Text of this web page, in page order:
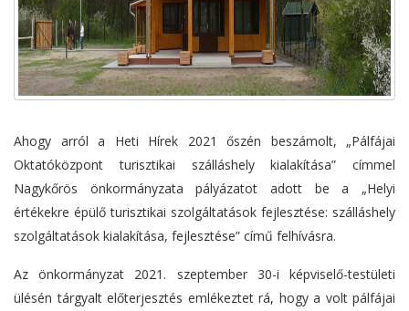
Ahogy arról a Heti Hírek 2021 őszén beszámolt, „Pálfájai
Oktatóközpont turisztikai szálláshely kialakítása” címmel
Nagykőrös önkormányzata pályázatot adott be a „Helyi
értékekre épülő turisztikai szolgáltatások fejlesztése: szálláshely
szolgáltatások kialakítása, fejlesztése” című felhívásra.
Az önkormányzat 2021. szeptember 30-i képviselő-testületi
ülésén tárgyalt előterjesztés emlékeztet rá, hogy a volt pálfájai